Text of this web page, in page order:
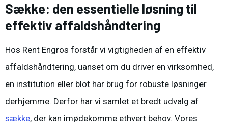
Sække: den essentielle løsning til
effektiv affaldshåndtering
Hos Rent Engros forstår vi vigtigheden af en effektiv
affaldshåndtering, uanset om du driver en virksomhed,
en institution eller blot har brug for robuste løsninger
derhjemme. Derfor har vi samlet et bredt udvalg af
sække, der kan imødekomme ethvert behov. Vores